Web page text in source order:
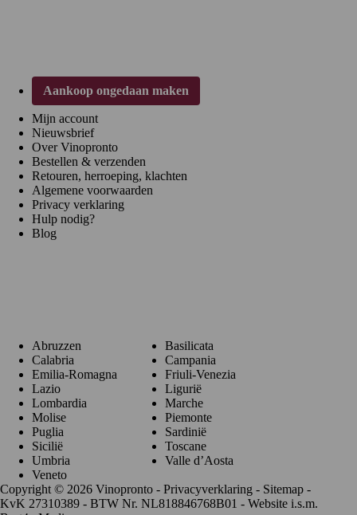
Aankoop ongedaan maken
Mijn account
Nieuwsbrief
Over Vinopronto
Bestellen & verzenden
Retouren, herroeping, klachten
Algemene voorwaarden
Privacy verklaring
Hulp nodig?
Blog
Abruzzen
Basilicata
Calabria
Campania
Emilia-Romagna
Friuli-Venezia
Lazio
Ligurië
Lombardia
Marche
Molise
Piemonte
Puglia
Sardinië
Sicilië
Toscane
Umbria
Valle d’Aosta
Veneto
Copyright © 2026 Vinopronto - Privacyverklaring - Sitemap -
KvK 27310389 - BTW Nr. NL818846768B01 - Website i.s.m.